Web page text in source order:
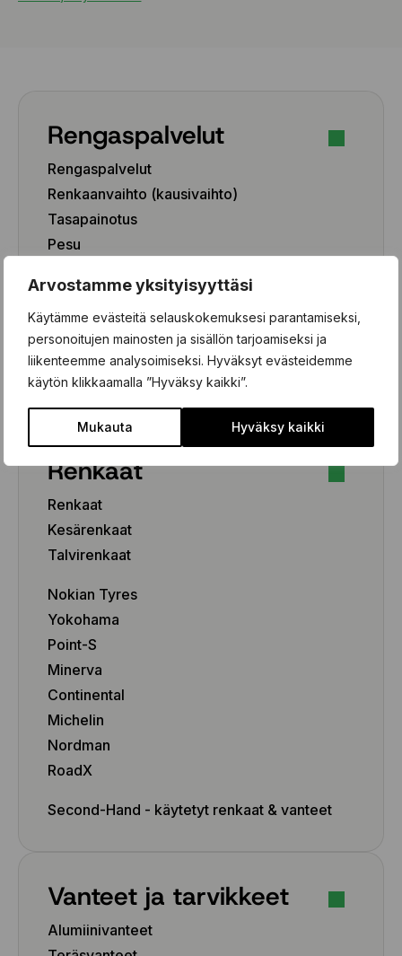
Arvostamme yksityisyyttäsi
Käytämme evästeitä selauskokemuksesi parantamiseksi,
personoitujen mainosten ja sisällön tarjoamiseksi ja
liikenteemme analysoimiseksi. Hyväksyt evästeidemme
käytön klikkaamalla ”Hyväksy kaikki”.
Mukauta Hyväksy kaikki
Rengaspalvelut
Rengaspalvelut
Renkaanvaihto (kausivaihto)
Tasapainotus
Pesu
Paikka-aineen poisto
Rengashotelli
Henkilöauto
Pakettiauto/SUV/EV
Renkaat
Renkaat
Kesärenkaat
Talvirenkaat
Nokian Tyres
Yokohama
Point-S
Minerva
Continental
Michelin
Nordman
RoadX
Second-Hand - käytetyt renkaat & vanteet
Vanteet ja tarvikkeet
Alumiinivanteet